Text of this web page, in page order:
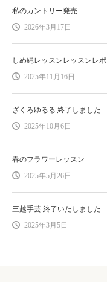
私のカントリー発売
2026年3月17日
しめ縄レッスンレッスンレポ
2025年11月16日
ざくろゆるる 終了しました
2025年10月6日
春のフラワーレッスン
2025年5月26日
三越手芸 終了いたしました
2025年3月5日